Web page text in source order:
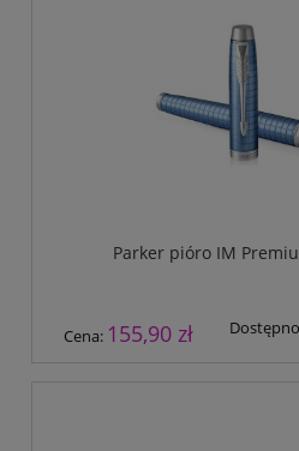
Parker pióro IM
Cena: 155,90 zł